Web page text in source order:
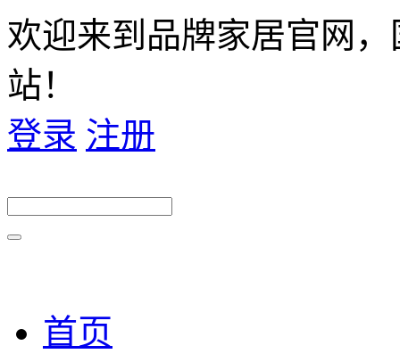
欢迎来到品牌家居官网
站！
登录 注册
首页